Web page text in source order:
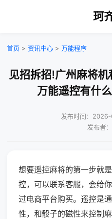
珂
首页 > 资讯中心 > 万能程序
见招拆招!广州麻将
万能遥控有什
发布时间：
发布者
想要遥控麻将的第一步就
控，可以联系客服，会给
过电商平台购买。遥控是
性，和骰子的磁性来控制